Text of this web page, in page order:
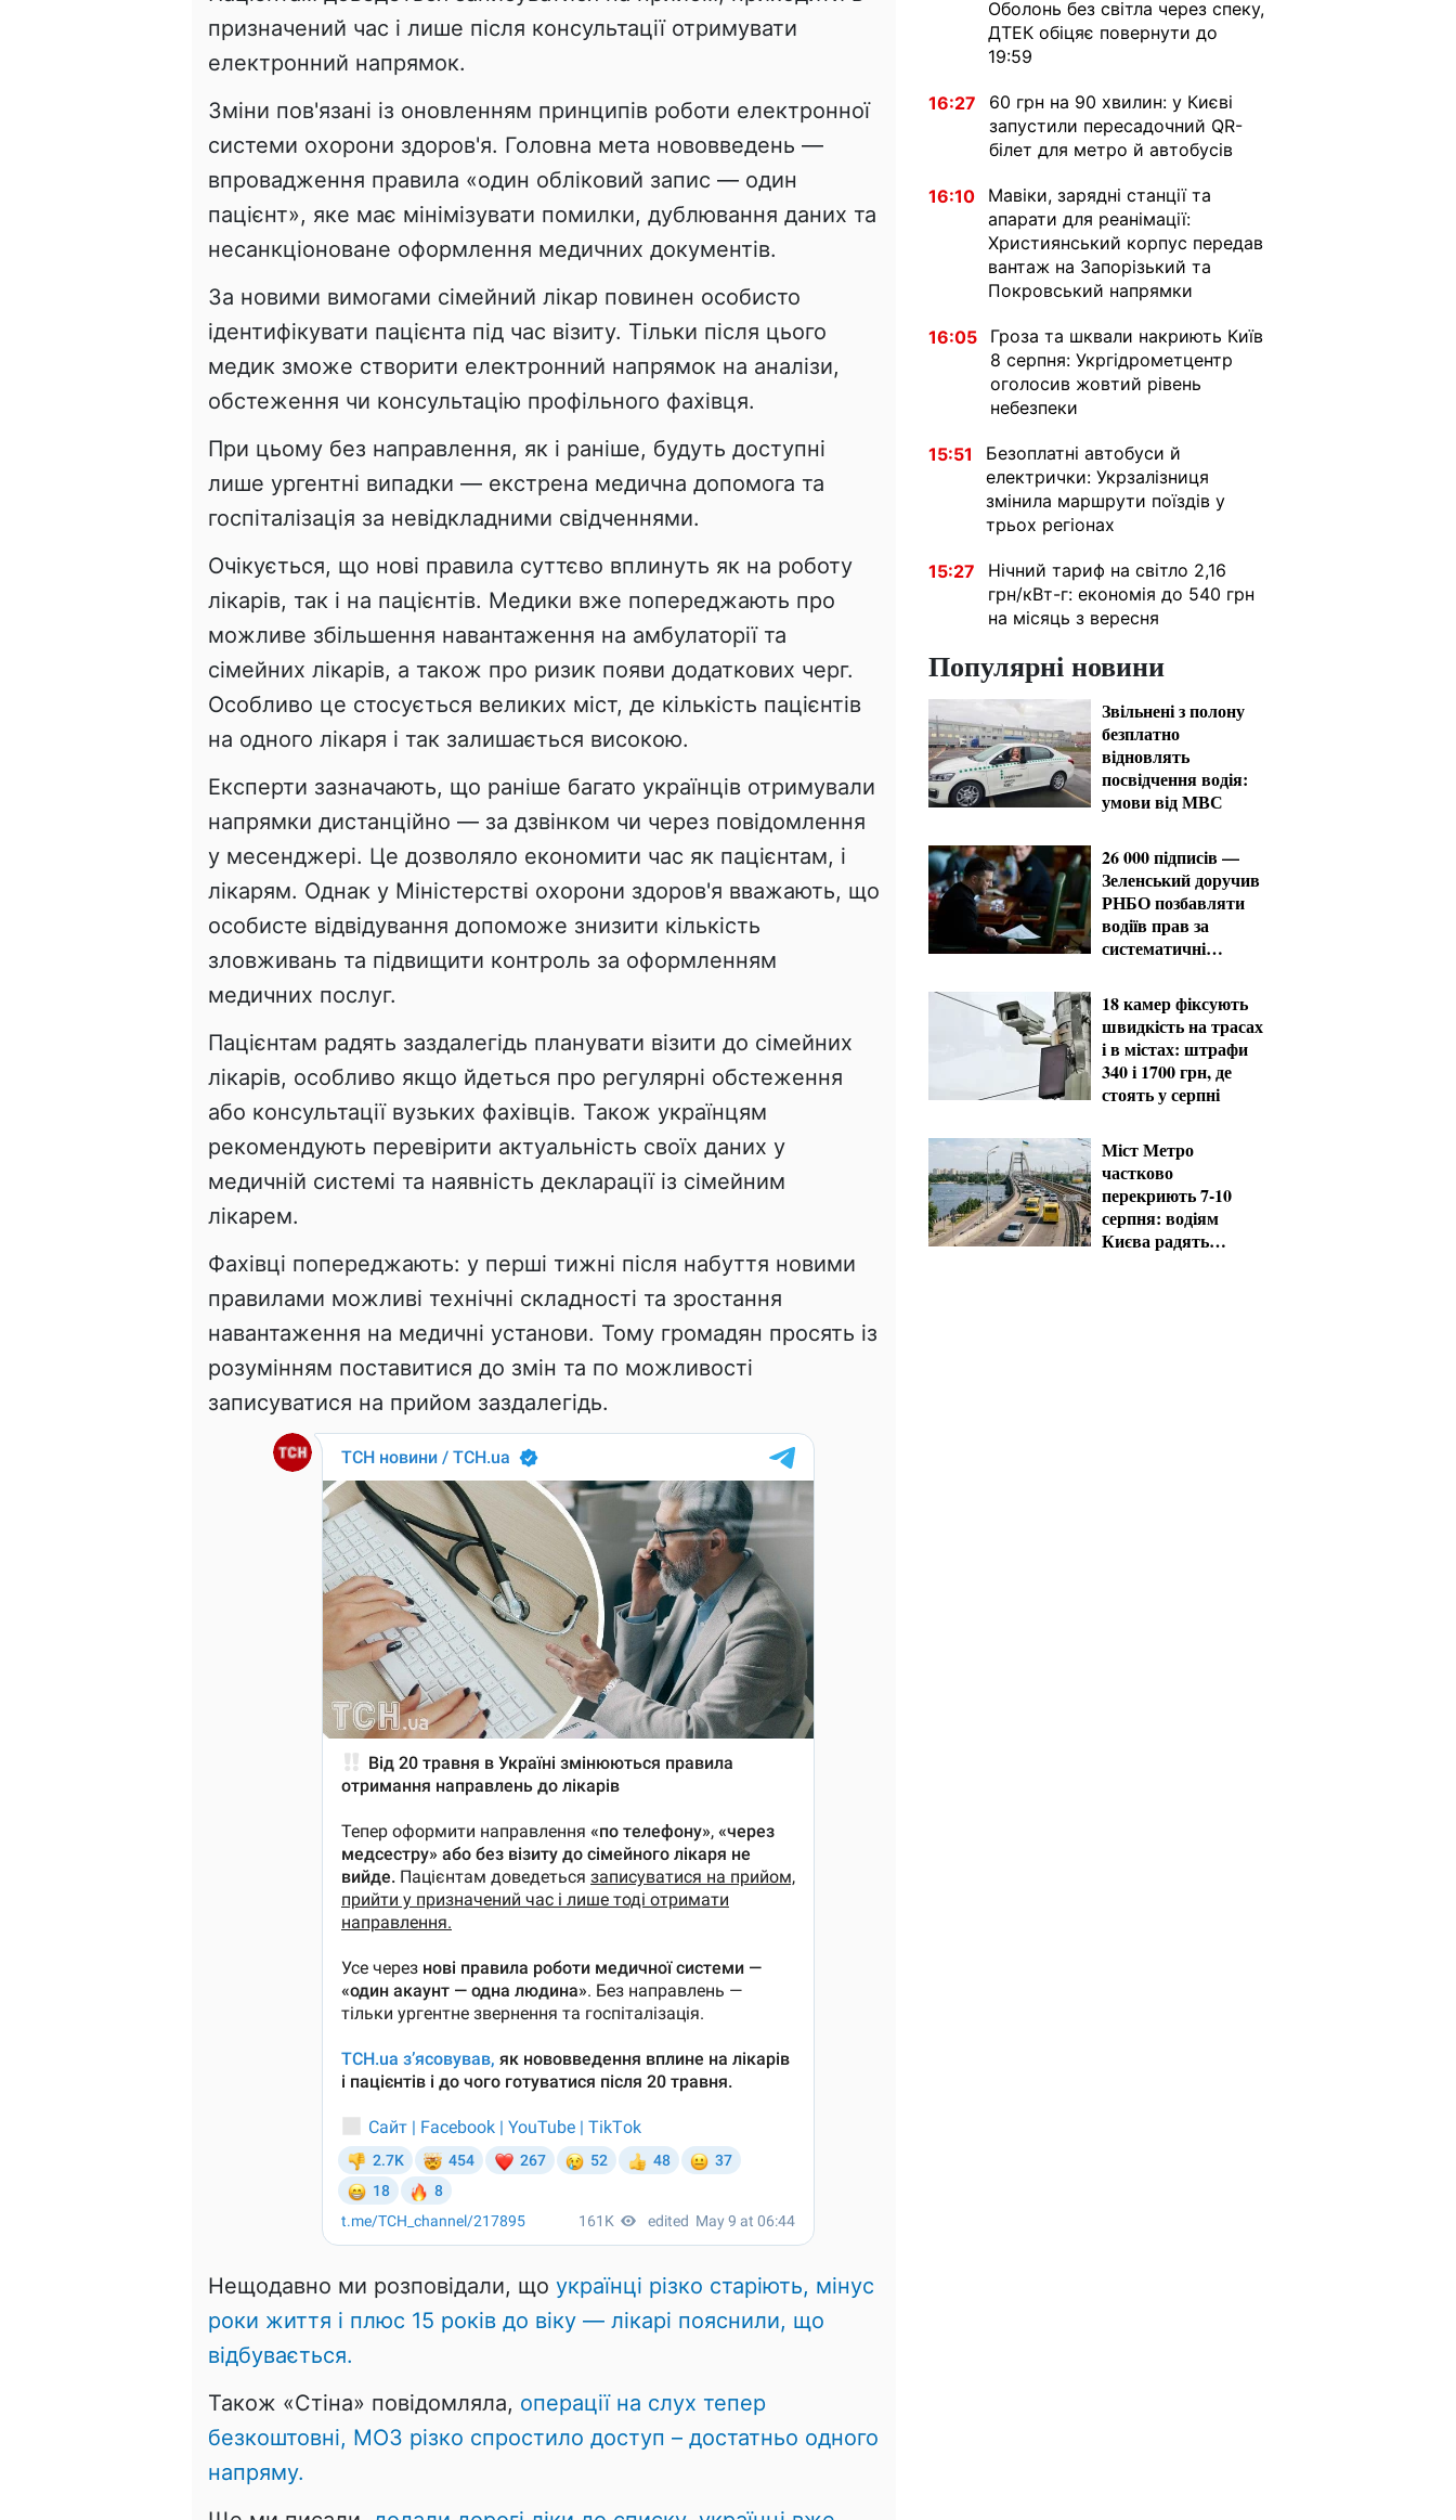
призначений час і лише після консультації отримувати
електронний напрямок.
Зміни пов'язані із оновленням принципів роботи електронної
системи охорони здоров'я. Головна мета нововведень —
впровадження правила «один обліковий запис — один
пацієнт», яке має мінімізувати помилки, дублювання даних та
несанкціоноване оформлення медичних документів.
За новими вимогами сімейний лікар повинен особисто
ідентифікувати пацієнта під час візиту. Тільки після цього
медик зможе створити електронний напрямок на аналізи,
обстеження чи консультацію профільного фахівця.
При цьому без направлення, як і раніше, будуть доступні
лише ургентні випадки — екстрена медична допомога та
госпіталізація за невідкладними свідченнями.
Очікується, що нові правила суттєво вплинуть як на роботу
лікарів, так і на пацієнтів. Медики вже попереджають про
можливе збільшення навантаження на амбулаторії та
сімейних лікарів, а також про ризик появи додаткових черг.
Особливо це стосується великих міст, де кількість пацієнтів
на одного лікаря і так залишається високою.
Експерти зазначають, що раніше багато українців отримували
напрямки дистанційно — за дзвінком чи через повідомлення
у месенджері. Це дозволяло економити час як пацієнтам, і
лікарям. Однак у Міністерстві охорони здоров'я вважають, що
особисте відвідування допоможе знизити кількість
зловживань та підвищити контроль за оформленням
медичних послуг.
Пацієнтам радять заздалегідь планувати візити до сімейних
лікарів, особливо якщо йдеться про регулярні обстеження
або консультації вузьких фахівців. Також українцям
рекомендують перевірити актуальність своїх даних у
медичній системі та наявність декларації із сімейним
лікарем.
Фахівці попереджають: у перші тижні після набуття новими
правилами можливі технічні складності та зростання
навантаження на медичні установи. Тому громадян просять із
розумінням поставитися до змін та по можливості
записуватися на прийом заздалегідь.
Нещодавно ми розповідали, що українці різко старіють, мінус
роки життя і плюс 15 років до віку — лікарі пояснили, що
відбувається.
Також «Стіна» повідомляла, операції на слух тепер
безкоштовні, МОЗ різко спростило доступ – достатньо одного
напряму.
Оболонь без світла через спеку,
ДТЕК обіцяє повернути до
19:59
16:27
60 грн на 90 хвилин: у Києві
запустили пересадочний QR-
білет для метро й автобусів
16:10
Мавіки, зарядні станції та
апарати для реанімації:
Християнський корпус передав
вантаж на Запорізький та
Покровський напрямки
16:05
Гроза та шквали накриють Київ
8 серпня: Укргідрометцентр
оголосив жовтий рівень
небезпеки
15:51
Безоплатні автобуси й
електрички: Укрзалізниця
змінила маршрути поїздів у
трьох регіонах
15:27
Нічний тариф на світло 2,16
грн/кВт-г: економія до 540 грн
на місяць з вересня
Популярні новини
Звільнені з полону
безплатно
відновлять
посвідчення водія:
умови від МВС
26 000 підписів —
Зеленський доручив
РНБО позбавляти
водіїв прав за
систематичні
18 камер фіксують
швидкість на трасах
і в містах: штрафи
340 і 1700 грн, де
стоять у серпні
Міст Метро
частково
перекриють 7-10
серпня: водіям
Києва радять